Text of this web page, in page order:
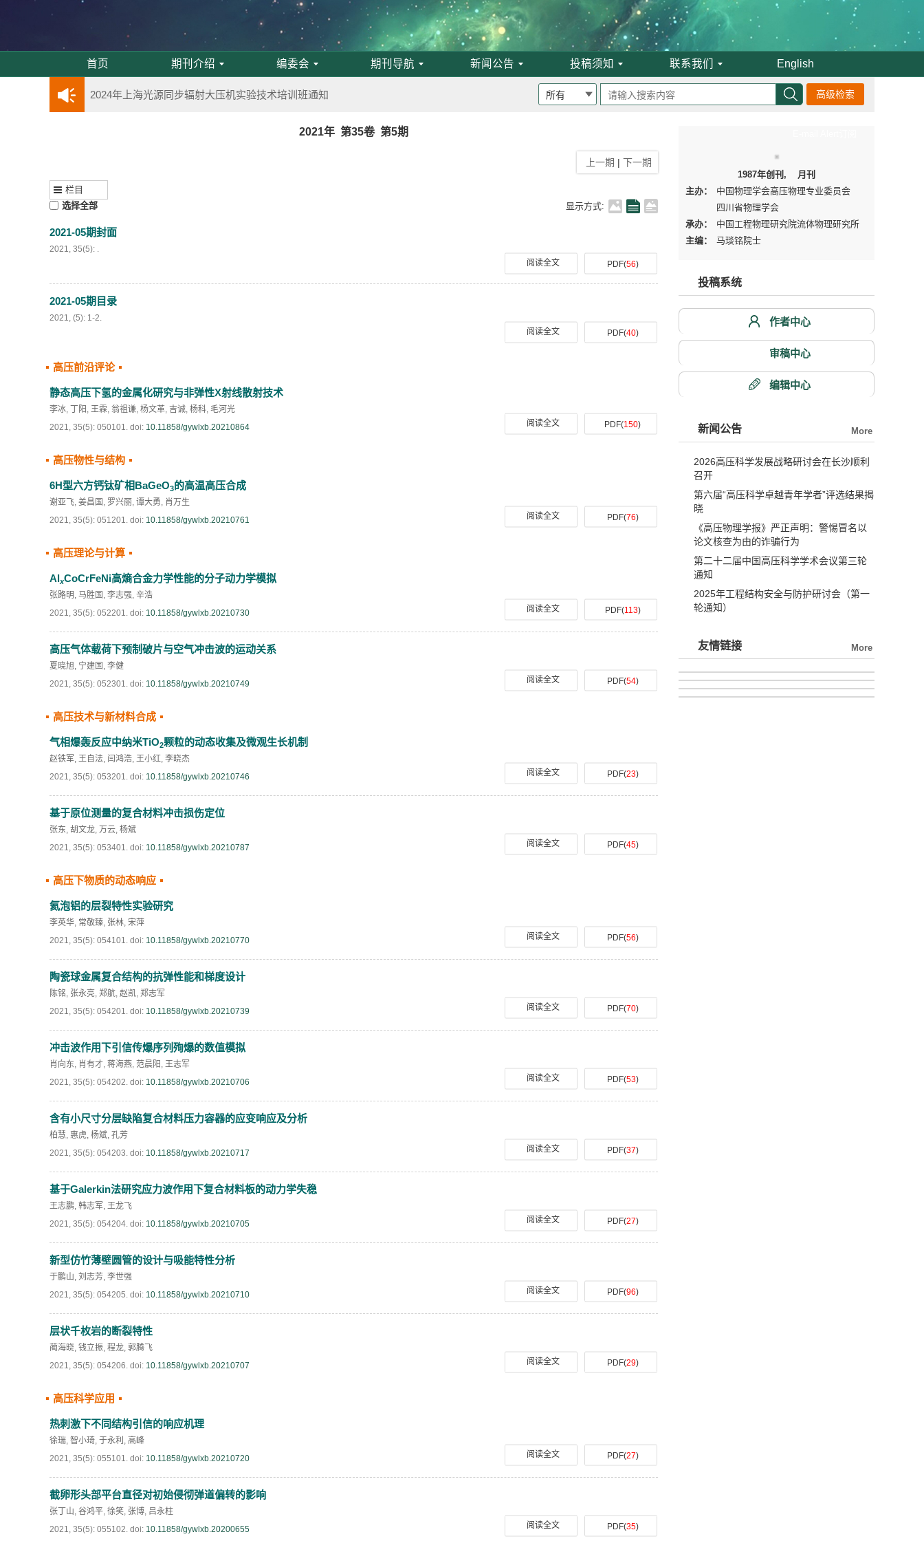
首页 期刊介绍 编委会 期刊导航 新闻公告 投稿须知 联系我们 English
第五届高压科学卓越青年学者评选通知
2024年度《高压物理学报》优秀审稿人评选结果
2024年上海光源同步辐射大压机实验技术培训班通知
《高压物理学报》将于2025年1月由双月刊变更为月刊
《高压物理学报》第二届青年编委会招募启事
《高压物理学报》2023年度优秀审稿人和优秀论文评选结果
第二十一届中国高压科学学术会议第一轮通知
《高压物理学报》第三届青年编委会招募启事
高级检索
2021年 第35卷 第5期
上一期 | 下一期
栏目
选择全部
显示方式:
2021-05期封面
2021, 35(5): .
阅读全文
PDF(56)
2021-05期目录
2021, (5): 1-2.
阅读全文
PDF(40)
高压前沿评论
静态高压下氢的金属化研究与非弹性X射线散射技术
李冰, 丁阳 , 王霖, 翁祖谦, 杨文革, 吉诚, 杨科, 毛河光
2021, 35(5): 050101. doi: 10.11858/gywlxb.20210864 阅读全文 PDF(150)
高压物性与结构
6H型六方钙钛矿相BaGeO3的高温高压合成
谢亚飞, 姜昌国 , 罗兴丽, 谭大勇, 肖万生
2021, 35(5): 051201. doi: 10.11858/gywlxb.20210761 阅读全文 PDF(76)
高压理论与计算
AlxCoCrFeNi高熵合金力学性能的分子动力学模拟
张路明, 马胜国 , 李志强, 辛浩
2021, 35(5): 052201. doi: 10.11858/gywlxb.20210730 阅读全文 PDF(113)
高压气体载荷下预制破片与空气冲击波的运动关系
夏晓旭, 宁建国 , 李健
2021, 35(5): 052301. doi: 10.11858/gywlxb.20210749 阅读全文 PDF(54)
高压技术与新材料合成
气相爆轰反应中纳米TiO2颗粒的动态收集及微观生长机制
赵铁军, 王自法, 闫鸿浩, 王小红, 李晓杰
2021, 35(5): 053201. doi: 10.11858/gywlxb.20210746 阅读全文 PDF(23)
基于原位测量的复合材料冲击损伤定位
张东, 胡文龙, 万云, 杨斌
2021, 35(5): 053401. doi: 10.11858/gywlxb.20210787 阅读全文 PDF(45)
高压下物质的动态响应
氦泡铝的层裂特性实验研究
李英华, 常敬臻, 张林, 宋萍
2021, 35(5): 054101. doi: 10.11858/gywlxb.20210770 阅读全文 PDF(56)
陶瓷球金属复合结构的抗弹性能和梯度设计
陈铭, 张永亮, 郑航, 赵凯, 郑志军
2021, 35(5): 054201. doi: 10.11858/gywlxb.20210739 阅读全文 PDF(70)
冲击波作用下引信传爆序列殉爆的数值模拟
肖向东, 肖有才, 蒋海燕, 范晨阳 , 王志军
2021, 35(5): 054202. doi: 10.11858/gywlxb.20210706 阅读全文 PDF(53)
含有小尺寸分层缺陷复合材料压力容器的应变响应及分析
柏慧, 惠虎, 杨斌, 孔芳
2021, 35(5): 054203. doi: 10.11858/gywlxb.20210717 阅读全文 PDF(37)
基于Galerkin法研究应力波作用下复合材料板的动力学失稳
王志鹏, 韩志军, 王龙飞
2021, 35(5): 054204. doi: 10.11858/gywlxb.20210705 阅读全文 PDF(27)
新型仿竹薄壁圆管的设计与吸能特性分析
于鹏山, 刘志芳, 李世强
2021, 35(5): 054205. doi: 10.11858/gywlxb.20210710 阅读全文 PDF(96)
层状千枚岩的断裂特性
蔺海晓, 钱立振, 程龙, 郭腾飞
2021, 35(5): 054206. doi: 10.11858/gywlxb.20210707 阅读全文 PDF(29)
高压科学应用
热刺激下不同结构引信的响应机理
徐瑞, 智小琦, 于永利 , 高峰
2021, 35(5): 055101. doi: 10.11858/gywlxb.20210720 阅读全文 PDF(27)
截卵形头部平台直径对初始侵彻弹道偏转的影响
张丁山, 谷鸿平, 徐笑, 张博, 吕永柱
2021, 35(5): 055102. doi: 10.11858/gywlxb.20200655 阅读全文 PDF(35)
1987年创刊, 月刊
主办：
中国物理学会高压物理专业委员会
四川省物理学会
承办：
中国工程物理研究院流体物理研究所
主编：
马琰铭院士
投稿系统
作者中心
审稿中心
编辑中心
新闻公告 More
2026高压科学发展战略研讨会在长沙顺利
召开
第六届“高压科学卓越青年学者”评选结果揭
晓
《高压物理学报》严正声明：警惕冒名以
论文核查为由的诈骗行为
第二十二届中国高压科学学术会议第三轮
通知
2025年工程结构安全与防护研讨会（第一
轮通知）
友情链接 More